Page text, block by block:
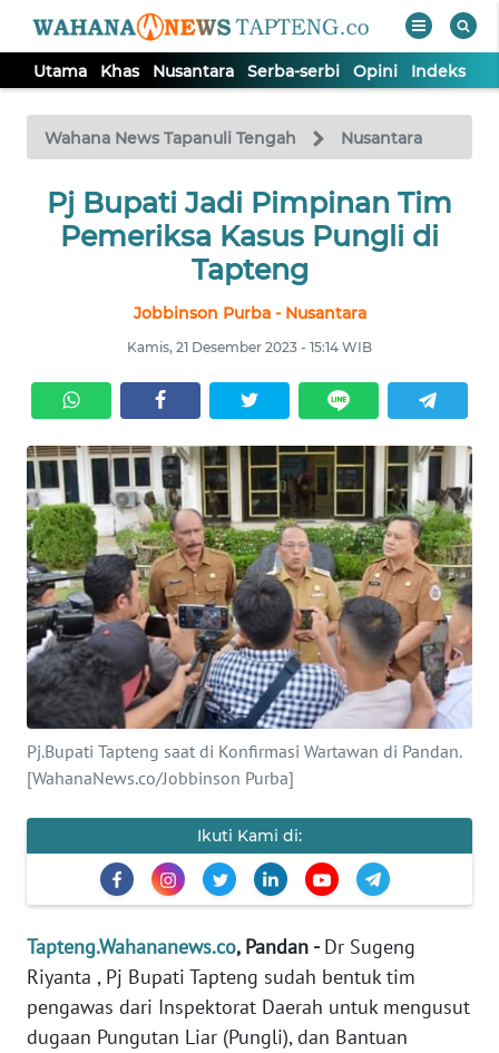
Utama Khas Nusantara Serba-serbi Opini Indeks
Wahana News Tapanuli Tengah Nusantara
Pj Bupati Jadi Pimpinan Tim
Pemeriksa Kasus Pungli di
Tapteng
Jobbinson Purba - Nusantara
Kamis, 21 Desember 2023 - 15:14 WIB
Pj.Bupati Tapteng saat di Konfirmasi Wartawan di Pandan.
[WahanaNews.co/Jobbinson Purba]
Ikuti Kami di:
Tapteng.Wahananews.co, Pandan -Dr Sugeng
Riyanta , Pj Bupati Tapteng sudah bentuk tim
pengawas dari Inspektorat Daerah untuk mengusut
dugaan Pungutan Liar (Pungli), dan Bantuan
TV
Tutup
UTAMA
SERBA-
SERBI
OPINI
Informasi
INDEKS
BERITA
KONTAK
KAMI
INFO
IKLAN
KAMI
PEDOMAN
MEDIA
SIBER
REDAKSI